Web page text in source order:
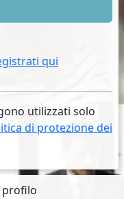
qui
utilizzati solo
di protezione dei
profilo